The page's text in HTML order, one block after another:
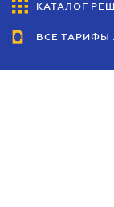
КАТАЛОГ
ВСЕ ТАРИФЫ